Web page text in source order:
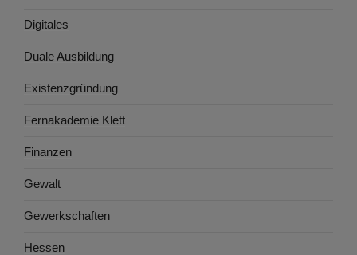
Digitales
Duale Ausbildung
Existenzgründung
Fernakademie Klett
Finanzen
Gewalt
Gewerkschaften
Hessen